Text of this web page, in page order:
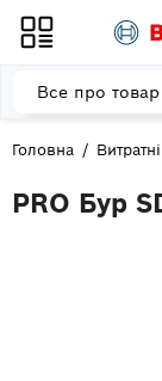
Головна
PRO Бур
Все про товар